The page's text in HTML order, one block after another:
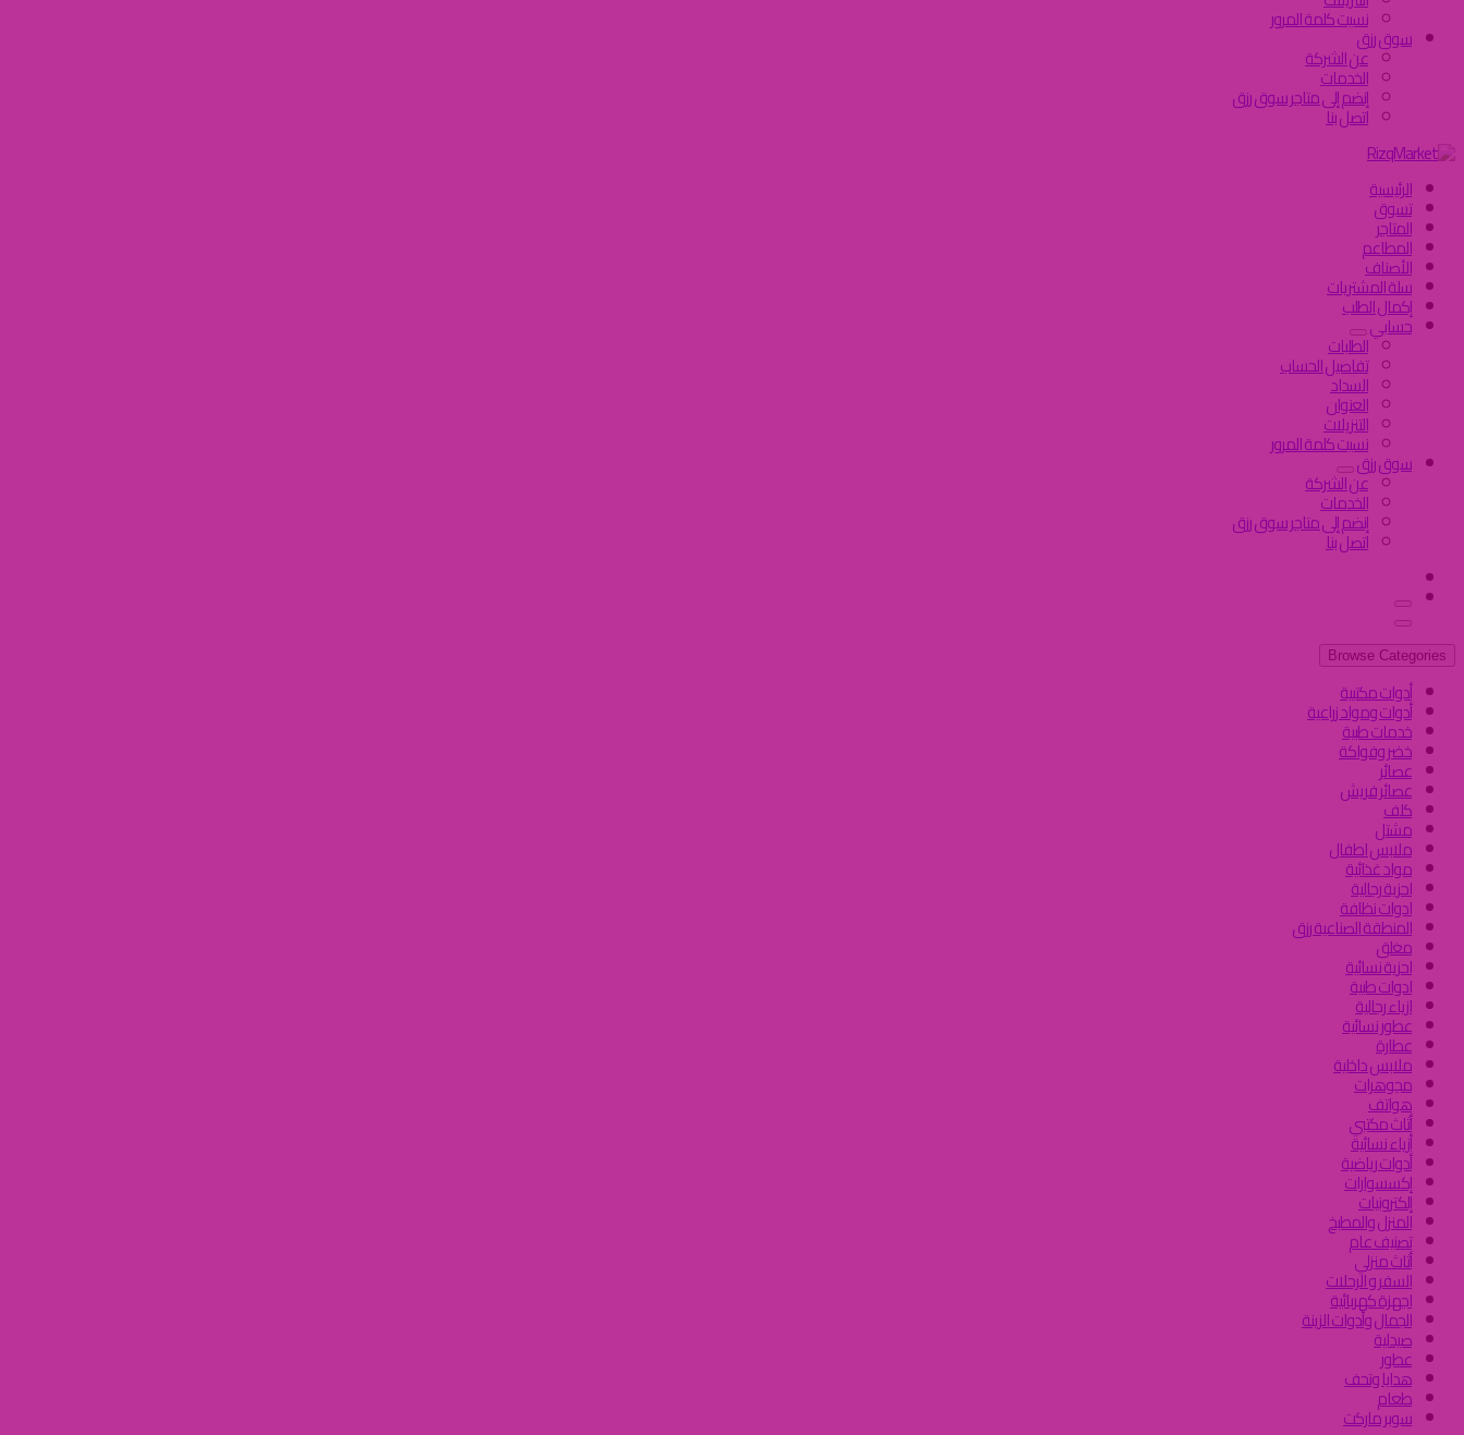
نسيت كلمة المرور
سوق رزق
عن الشركة
الخدمات
إنضم إلى متاجر سوق رزق
اتصل بنا
الرئيسية
تسوق
المتاجر
المطاعم
الأصناف
سلة المشتريات
إكمال الطلب
حسابي
الطلبات
تفاصيل الحساب
السداد
العنوان
التنزيلات
نسيت كلمة المرور
سوق رزق
عن الشركة
الخدمات
إنضم إلى متاجر سوق رزق
اتصل بنا
Browse Categories
أدوات مكتبية
أدوات ومواد زراعية
خدمات طبية
خضر وفواكة
عصائر
عصائر فريش
كلف
مشتل
ملابس اطفال
مواد غذائية
احزية رجالية
ادوات نظافة
المنطقة الصناعية رزق
مغلق
احزية نسائية
ادوات طبية
ازياء رجالية
عطور نسائية
عطارة
ملابس داخلية
مجوهرات
هواتف
أثاث مكتبي
أزياء نسائية
أدوات رياضية
إكسسوارات
إلكترونيات
المنزل والمطبخ
تصنيف عام
أثاث منزلي
السفر و الرحلات
اجهزة كهربائية
الجمال وأدوات الزينة
صيدلية
عطور
هدايا وتحف
طعام
سوبر ماركت